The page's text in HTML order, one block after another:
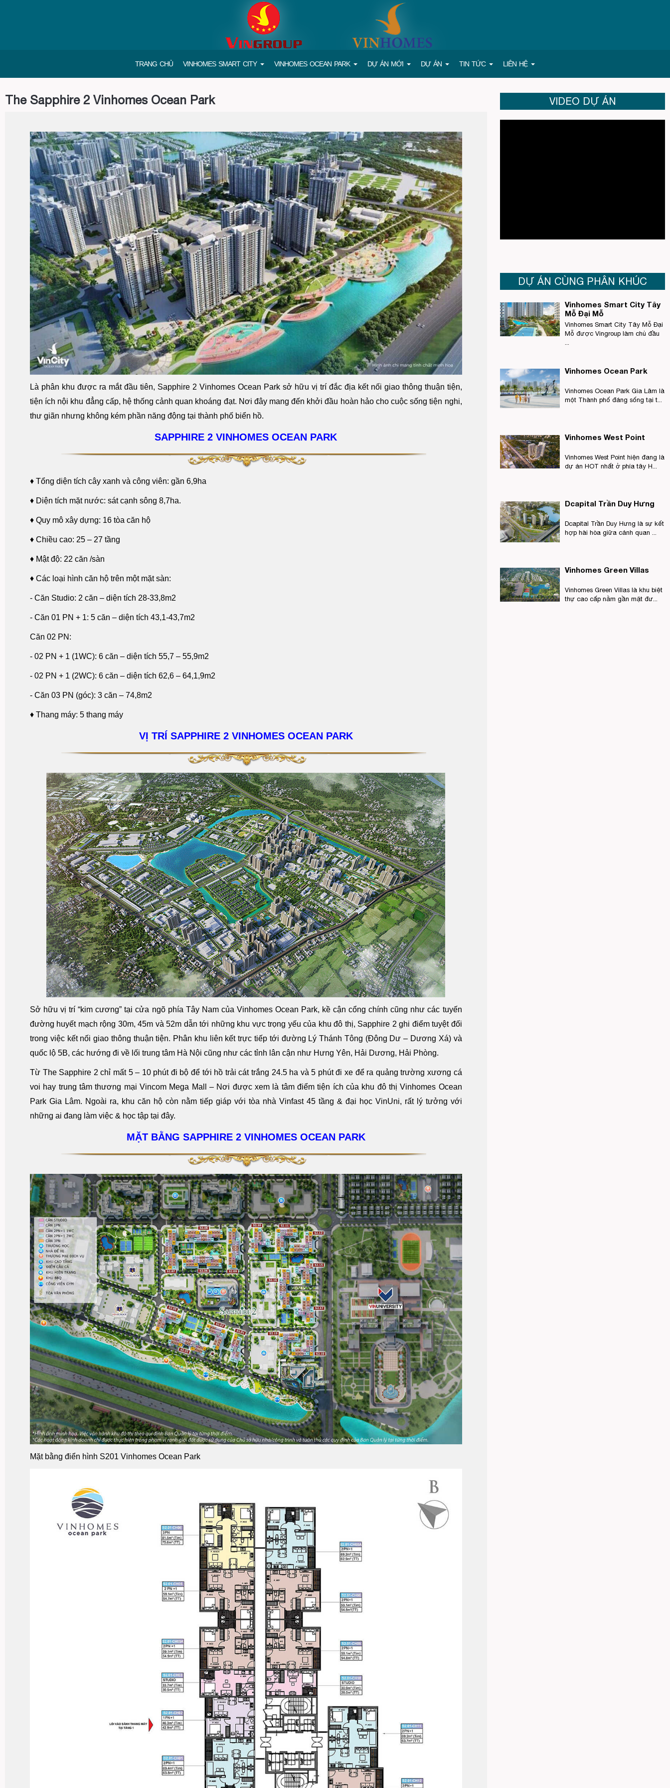
TRANG CHỦ VINHOMES SMART CITY VINHOMES OCEAN PARK DỰ ÁN MỚI DỰ ÁN TIN TỨC LIÊN HỆ
The Sapphire 2 Vinhomes Ocean Park
Là phân khu được ra mắt đầu tiên, Sapphire 2 Vinhomes Ocean Park sở hữu vị trí đắc địa kết nối giao thông thuận tiện,
tiện ích nội khu đẳng cấp, hệ thống cảnh quan khoáng đạt. Nơi đây mang đến khởi đầu hoàn hảo cho cuộc sống tiện nghi,
thư giãn nhưng không kém phần năng động tại thành phố biển hồ.
SAPPHIRE 2 VINHOMES OCEAN PARK
♦ Tổng diện tích cây xanh và công viên: gần 6,9ha
♦ Diện tích mặt nước: sát cạnh sông 8,7ha.
♦ Quy mô xây dựng: 16 tòa căn hộ
♦ Chiều cao: 25 – 27 tầng
♦ Mật độ: 22 căn /sàn
♦ Các loại hình căn hộ trên một mặt sàn:
- Căn Studio: 2 căn – diện tích 28-33,8m2
- Căn 01 PN + 1: 5 căn – diện tích 43,1-43,7m2
Căn 02 PN:
- 02 PN + 1 (1WC): 6 căn – diện tích 55,7 – 55,9m2
- 02 PN + 1 (2WC): 6 căn – diện tích 62,6 – 64,1,9m2
- Căn 03 PN (góc): 3 căn – 74,8m2
♦ Thang máy: 5 thang máy
VỊ TRÍ SAPPHIRE 2 VINHOMES OCEAN PARK
Sở hữu vị trí “kim cương” tại cửa ngõ phía Tây Nam của Vinhomes Ocean Park, kề cận cổng chính cũng như các tuyến
đường huyết mạch rộng 30m, 45m và 52m dẫn tới những khu vực trọng yếu của khu đô thị, Sapphire 2 ghi điểm tuyệt đối
trong việc kết nối giao thông thuận tiện. Phân khu liên kết trực tiếp tới đường Lý Thánh Tông (Đông Dư – Dương Xá) và
quốc lộ 5B, các hướng đi về lối trung tâm Hà Nội cũng như các tỉnh lân cận như Hưng Yên, Hải Dương, Hải Phòng.
Từ The Sapphire 2 chỉ mất 5 – 10 phút đi bộ để tới hồ trải cát trắng 24.5 ha và 5 phút đi xe để ra quảng trường xương cá
voi hay trung tâm thương mại Vincom Mega Mall – Nơi được xem là tâm điểm tiện ích của khu đô thị Vinhomes Ocean
Park Gia Lâm. Ngoài ra, khu căn hộ còn nằm tiếp giáp với tòa nhà Vinfast 45 tầng & đại học VinUni, rất lý tưởng với
những ai đang làm việc & học tập tại đây.
MẶT BẰNG SAPPHIRE 2 VINHOMES OCEAN PARK
Mặt bằng điển hình S201 Vinhomes Ocean Park
VIDEO DỰ ÁN
DỰ ÁN CÙNG PHÂN KHÚC
Vinhomes Smart City Tây
Mỗ Đại Mỗ
Vinhomes Smart City Tây Mỗ Đại
Mỗ được Vingroup làm chủ đầu
...
Vinhomes Ocean Park
Vinhomes Ocean Park Gia Lâm là
một Thành phố đáng sống tại t...
Vinhomes West Point
Vinhomes West Point hiện đang là
dự án HOT nhất ở phía tây H...
Dcapital Trần Duy Hưng
Dcapital Trần Duy Hưng là sự kết
hợp hài hòa giữa cảnh quan ...
Vinhomes Green Villas
Vinhomes Green Villas là khu biệt
thự cao cấp nằm gần mặt đư...